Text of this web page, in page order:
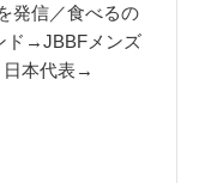
発信／食べるの
ド→JBBFメンズ
日本代表→